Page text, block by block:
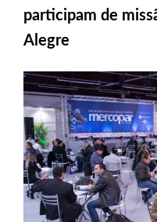
participam de
Alegre